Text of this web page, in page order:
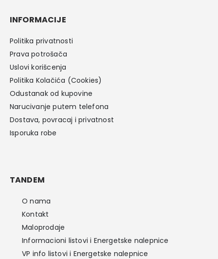
INFORMACIJE
Politika privatnosti
Prava potrošača
Uslovi korišcenja
Politika Kolačića (Cookies)
Odustanak od kupovine
Narucivanje putem telefona
Dostava, povracaj i privatnost
Isporuka robe
TANDEM
O nama
Kontakt
Maloprodaje
Informacioni listovi i Energetske nalepnice
VP info listovi i Energetske nalepnice